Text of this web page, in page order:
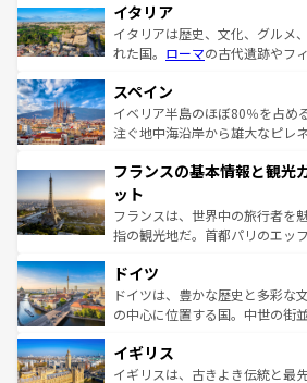
イタリア
イタリアは歴史、文化、グルメ
れた国。 ローマの古代遺跡やフ
ろん、トスカーナの美しい田園
景など、自然景観も見逃せない
ピザやパスタなど、絶品のイタ
ませてくれるイタリアで、忘れ
なお、新着のイタリア情報は
しい。
スペイン
イベリア半島のほぼ80％を占め
注ぐ地中海沿岸から雄大なピレ
文化が根付くこの国では、情熱
れる闘牛、そして美味しいタパ
る。首都マドリードの洗練され
アートに溢れた街角から、地方
せる。地方によって風土や気候
性で訪れ
ンテンツ一覧を参照してほしい
フランスの基本情報と観光
ット
フランスは、世界中の旅行者を
指の観光地だ。首都パリのエッ
で、幅広い魅力が詰まっている
聖堂、美しいビーチ、そして豊
から魅了する。また、フランス
いる。シャンパンの発祥地であ
香り高いラベンダー畑など、多
ドイツ
ドイツは、豊かな歴史と多彩な
の中心に位置する国。中世の街
顔を持つこの国は、どこを歩い
ルリンの文化的活気、バイエル
イギリス
イギリスは、古きよき伝統と最